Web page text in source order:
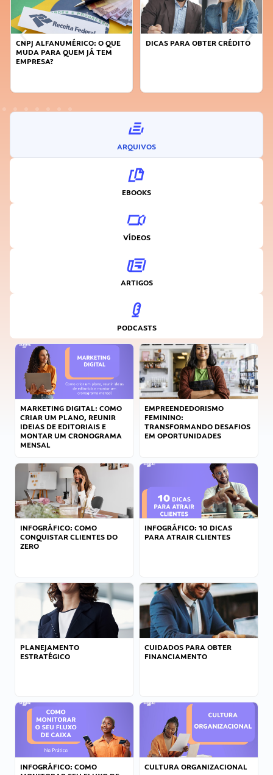
O QUE
TEM
DICAS PARA OBTER CRÉDITO
FAÇA A DIFERENÇA: SEJA
ARQUIVOS
EBOOKS
VÍDEOS
ARTIGOS
PODCASTS
MARKETING DIGITAL: COMO
CRIAR UM PLANO, REUNIR
IDEIAS DE EDITORIAIS E
MONTAR UM CRONOGRAMA
MENSAL
EMPREENDEDORISMO
FEMININO:
TRANSFORMANDO DESAFIOS
EM OPORTUNIDADES
INFOGRÁFICO: COMO
CONQUISTAR CLIENTES DO
ZERO
INFOGRÁFICO: 10 DICAS
PARA ATRAIR CLIENTES
PLANEJAMENTO
ESTRATÉGICO
CUIDADOS PARA OBTER
FINANCIAMENTO
INFOGRÁFICO: COMO
CULTURA ORGANIZACIONAL